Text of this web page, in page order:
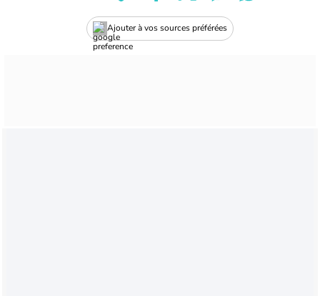
Ajouter à vos sources préférées